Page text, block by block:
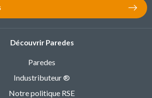
Découvrir Paredes
Paredes
Industributeur ®
Notre politique RSE